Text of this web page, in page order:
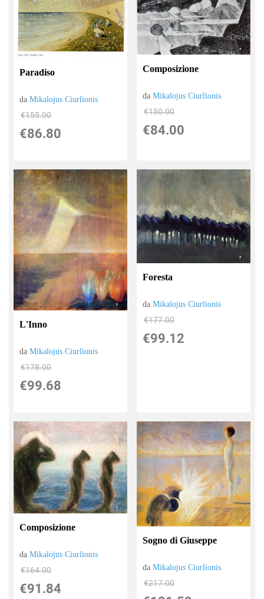
Paradiso
daMikalojus Ciurlionis
€155.00
€86.80
Composizione
daMikalojus Ciurlionis
€150.00
€84.00
L'Inno
daMikalojus Ciurlionis
€178.00
€99.68
Foresta
daMikalojus Ciurlionis
€177.00
€99.12
Composizione
daMikalojus Ciurlionis
€164.00
€91.84
Sogno di Giuseppe
daMikalojus Ciurlionis
€217.00